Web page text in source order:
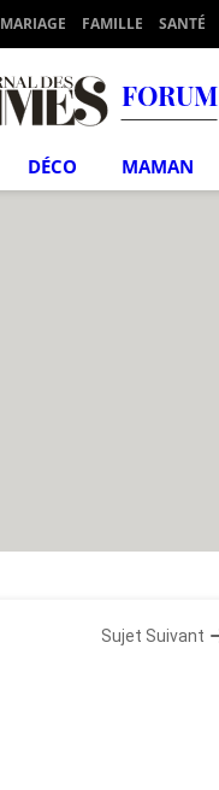
MARIAGE FAMILLE SANTÉ
FORUM
DÉCO MAMAN
Sujet Suivant